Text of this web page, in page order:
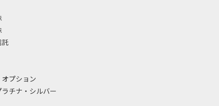
託
プション
ラチナ・シルバー